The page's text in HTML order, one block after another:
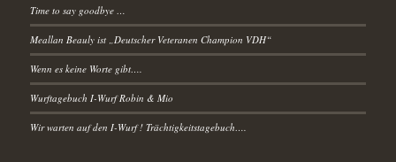
Time to say goodbye …
Meallan Beauly ist „Deutscher Veteranen Champion VDH“
Wenn es keine Worte gibt….
Wurftagebuch I-Wurf Robin & Mio
Wir warten auf den I-Wurf ! Trächtigkeitstagebuch….